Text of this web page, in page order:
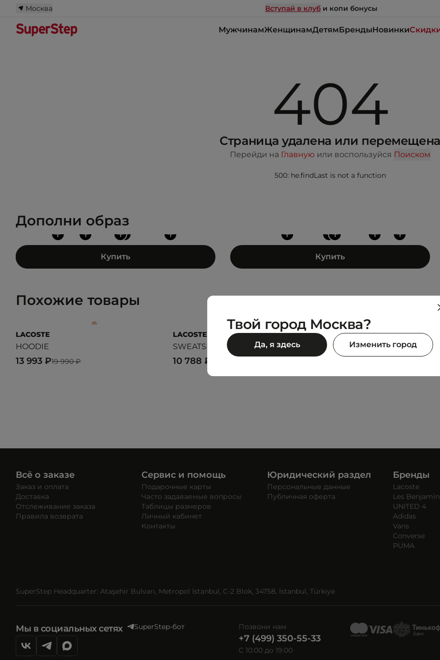
Москва Вступай в клуб и копи бонусы
МужчинамЖенщинамДетямБрендыНовинки
404
Страница удалена или перемещена
Перейди на Главную или воспользуйся Поиском
500: he.findLast is not a function
Дополни образ
+
+
+ + +
Купить
+
+
+ + +
Купить
Похожие товары
LACOSTE
HOODIE
19 990 ₽
13 993 ₽
LACOSTE
SWEATSHIRT
10 788 ₽
PUMA
PUMATECH SENSE
Всё о заказе
Заказ и оплата
Доставка
Отслеживание заказа
Правила возврата
Сервис и помощь
Подарочные карты
Часто задаваемые вопросы
Таблицы размеров
Личный кабинет
Контакты
Юридический раздел
Персональные данные
Публичная оферта
Бренды
Lacoste
Les
UNITED 4
Adidas
Vans
Converse
PUMA
SuperStep Headquarter: Ataşehir Bulvarı, Metropol İstanbul, C-2 Blok, 34758, İstanbul, Türkiye
Мы в социальных сетях SuperStep-бот Позвони нам
+7 (499) 350-55-33
C 10:00 до 19:00
Твой город Москва?
Да, я здесь Изменить город